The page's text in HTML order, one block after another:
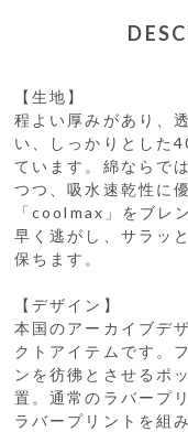
【生地】
程よい厚みがあり、
い、しっかりとした
ています。綿ならで
つつ、吸水速乾性に
「coolmax」をブレ
早く逃がし、サラッ
保ちます。
【デザイン】
本国のアーカイブデ
クトアイテムです。
ンを彷彿とさせるポ
置。通常のラバープ
ラバープリントを組